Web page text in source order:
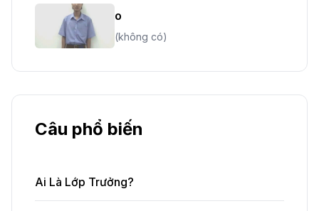
o
(không có)
Câu phổ biến
Ai Là Lớp Trưởng?